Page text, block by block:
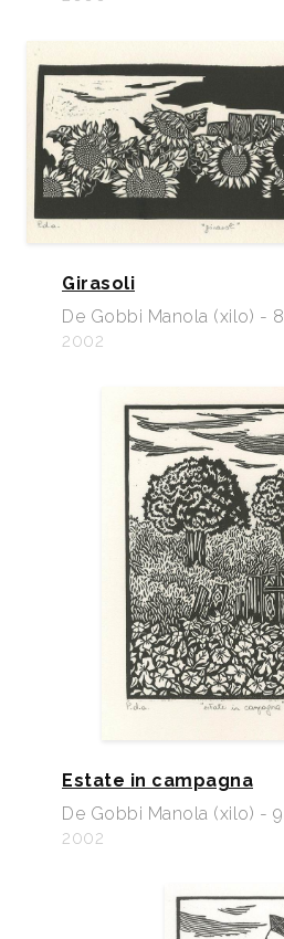
Girasoli
De Gobbi Manola (xilo) - 8
2002
Estate in campagna
De Gobbi Manola (xilo) - 9
2002